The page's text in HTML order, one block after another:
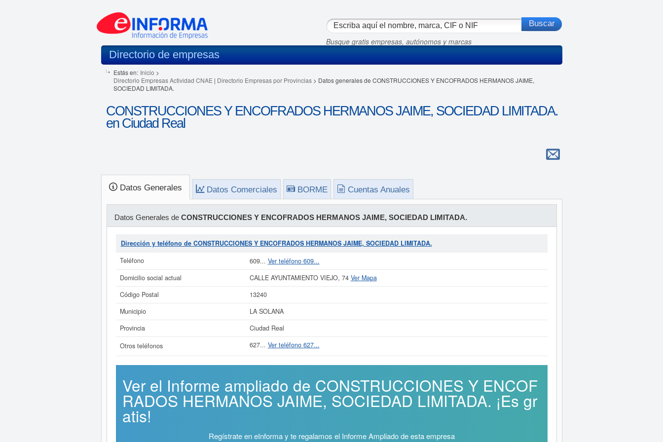
Busque gratis empresas, autónomos y marcas
Directorio de empresas
Estás en: Inicio >
Directorio Empresas Actividad CNAE | Directorio Empresas por Provincias> Datos generales de CONSTRUCCIONES Y ENCOFRADOS HERMANOS JAIME,
SOCIEDAD LIMITADA.
CONSTRUCCIONES Y ENCOFRADOS HERMANOS JAIME, SOCIEDAD LIMITADA.
en Ciudad Real
Datos Generales Datos Comerciales BORME Cuentas Anuales
Datos Generales de CONSTRUCCIONES Y ENCOFRADOS HERMANOS JAIME, SOCIEDAD LIMITADA.
Dirección y teléfono de CONSTRUCCIONES Y ENCOFRADOS HERMANOS JAIME, SOCIEDAD LIMITADA.
Teléfono
609... Ver teléfono 609...
Domicilio social actual
CALLE AYUNTAMIENTO VIEJO, 74 Ver Mapa
Código Postal
13240
Municipio
LA SOLANA
Provincia
Ciudad Real
Otros teléfonos
627... Ver teléfono 627...
Ver el Informe ampliado de CONSTRUCCIONES Y ENCOF
RADOS HERMANOS JAIME, SOCIEDAD LIMITADA. ¡Es gr
atis!
Regístrate en eInforma y te regalamos el Informe Ampliado de esta empresa